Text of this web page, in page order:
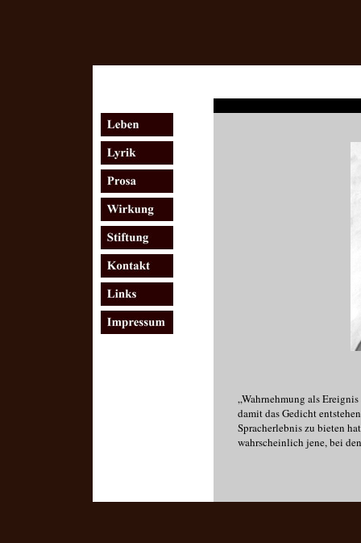
„Wahrnehmung als
damit das Gedicht
Spracherlebnis zu bieten
wahrscheinlich jene, bei